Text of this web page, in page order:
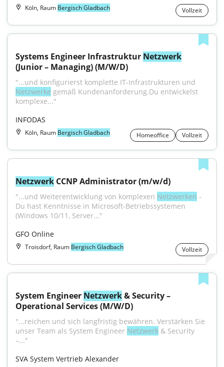
Köln, Raum Bergisch Gladbach Vollzeit
Systems Engineer Infrastruktur Netzwerk
(Junior – Managing) (M/W/D)
Netzwerke gemäß Kundenanforderung.Du entwickelst
komplexe..."
INFODAS
Köln, Raum Bergisch Gladbach Homeoffice Vollzeit
Netzwerk CCNP Administrator (m/w/d)
"...und Weiterentwicklung von komplexen Netzwerken -
Du hast Kenntnisse in Microsoft-Betriebssystemen
(Windows 10/11, Server..."
GFO Online
Troisdorf, Raum Bergisch Gladbach Vollzeit
System Engineer Netzwerk & Security –
Operational Services (M/W/D)
"...reichen und sich langfristig bewähren. Verstärken Sie
unser Team als System Engineer Netzwerk & Security
–..."
SVA System Vertrieb Alexander